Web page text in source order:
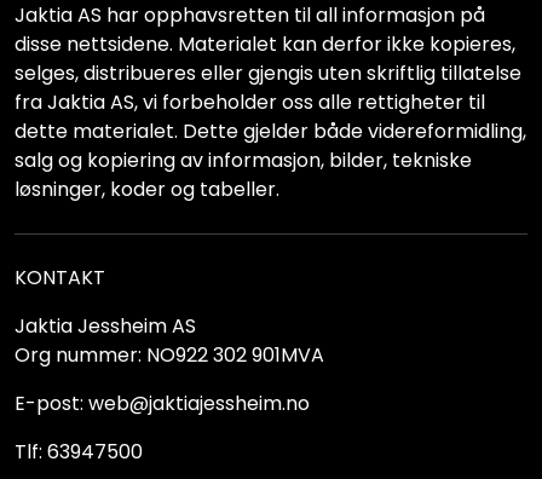
Jaktia AS har opphavsretten til all informasjon på
disse nettsidene. Materialet kan derfor ikke kopieres,
selges, distribueres eller gjengis uten skriftlig tillatelse
fra Jaktia AS, vi forbeholder oss alle rettigheter til
dette materialet. Dette gjelder både videreformidling,
salg og kopiering av informasjon, bilder, tekniske
løsninger, koder og tabeller.
KONTAKT
Jaktia Jessheim AS
Org nummer: NO922 302 901MVA
E-post: web@jaktiajessheim.no
Tlf: 63947500